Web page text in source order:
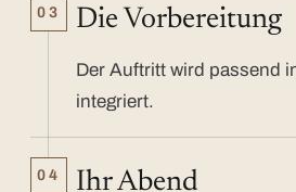
03 Die Vorbereitung
Der Auftritt wird passend
integriert.
04 Ihr Abend